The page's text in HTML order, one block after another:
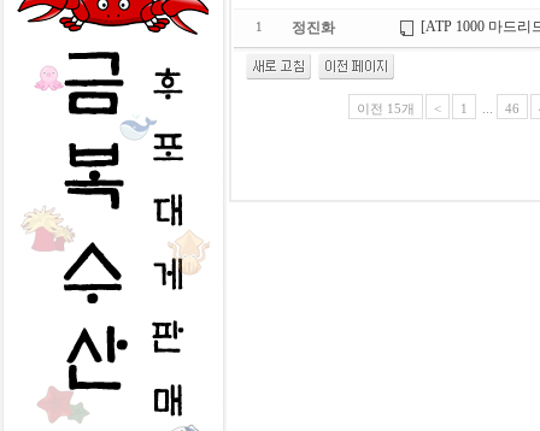
1 정진화 [ATP 1000 마드리
이전 15개 < 1 46